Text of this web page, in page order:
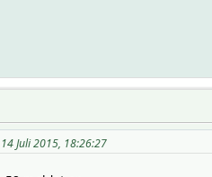
Juli 2015, 18:26:27